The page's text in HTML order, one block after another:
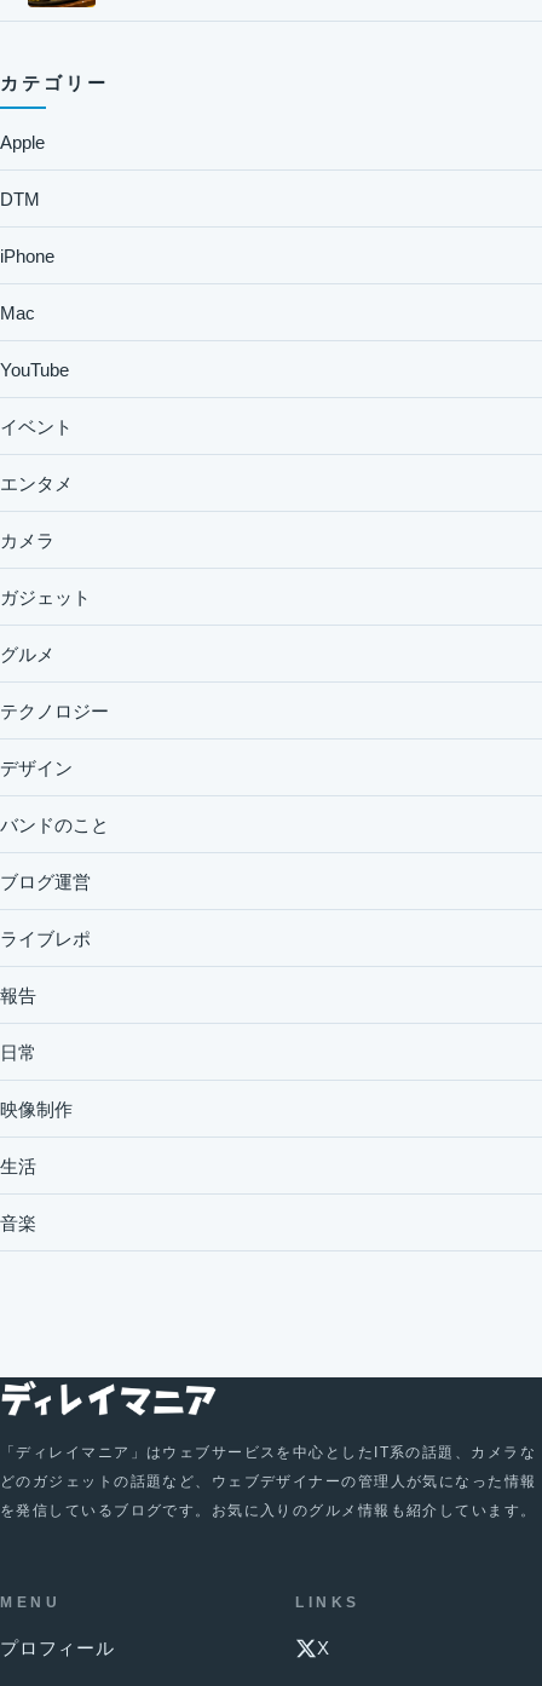
カテゴリー
Apple
DTM
iPhone
Mac
YouTube
イベント
エンタメ
カメラ
ガジェット
グルメ
テクノロジー
デザイン
バンドのこと
ブログ運営
ライブレポ
報告
日常
映像制作
生活
音楽
「ディレイマニア」はウェブサービスを中心としたIT系の話題、カメラな
どのガジェットの話題など、ウェブデザイナーの管理人が気になった情報
を発信しているブログです。お気に入りのグルメ情報も紹介しています。
MENU
プロフィール
LINKS
X